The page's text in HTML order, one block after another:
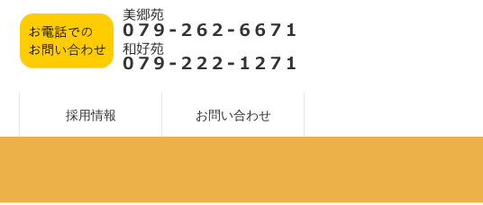
採用情報 お問い合わせ